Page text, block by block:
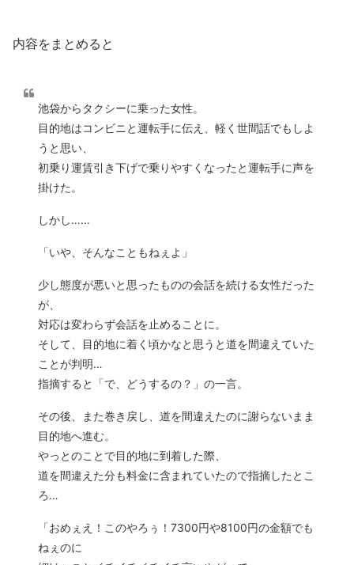
内容をまとめると
池袋からタクシーに乗った女性。
目的地はコンビニと運転手に伝え、軽く世間話でもしよ
うと思い、
初乗り運賃引き下げで乗りやすくなったと運転手に声を
掛けた。
しかし……
「いや、そんなこともねぇよ」
少し態度が悪いと思ったものの会話を続ける女性だった
が、
対応は変わらず会話を止めることに。
そして、目的地に着く頃かなと思うと道を間違えていた
ことが判明…
指摘すると「で、どうするの？」の一言。
その後、また巻き戻し、道を間違えたのに謝らないまま
目的地へ進む。
やっとのことで目的地に到着した際、
道を間違えた分も料金に含まれていたので指摘したとこ
ろ…
「おめぇえ！このやろぅ！7300円や8100円の金額でも
ねぇのに